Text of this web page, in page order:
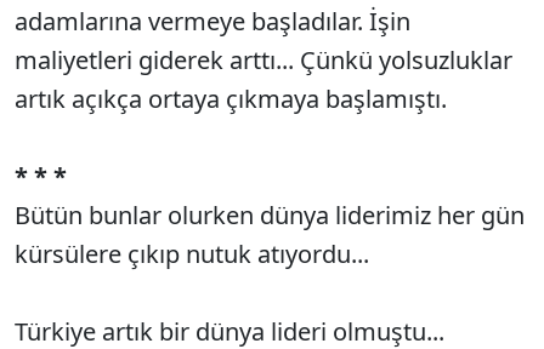
adamlarına vermeye başladılar. İşin
maliyetleri giderek arttı... Çünkü yolsuzluklar
artık açıkça ortaya çıkmaya başlamıştı.
* * *
Bütün bunlar olurken dünya liderimiz her gün
kürsülere çıkıp nutuk atıyordu...
Türkiye artık bir dünya lideri olmuştu...